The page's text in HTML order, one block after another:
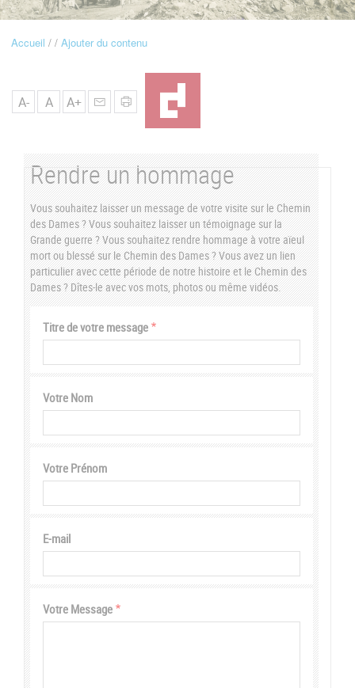
FilAccueil Ajouter du contenu
A- A A+
Rendre un hommage
Vous souhaitez laisser un message de votre visite sur le Chemin
des Dames ? Vous souhaitez laisser un témoignage sur la
Grande guerre ? Vous souhaitez rendre hommage à votre aïeul
mort ou blessé sur le Chemin des Dames ? Vous avez un lien
particulier avec cette période de notre histoire et le Chemin des
Dames ? Dîtes-le avec vos mots, photos ou même vidéos.
Titre de votre message
Votre Nom
Votre Prénom
E-mail
Votre Message
Vertical
Tabs